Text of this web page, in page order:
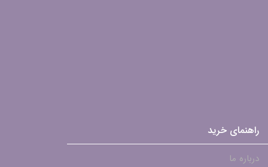
راهنمای خرید
درباره ما